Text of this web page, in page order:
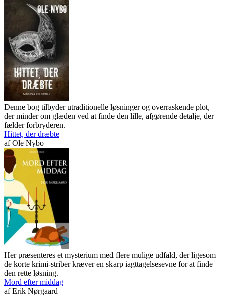
Denne bog tilbyder utraditionelle løsninger og overraskende plot,
der minder om glæden ved at finde den lille, afgørende detalje, der
fælder forbryderen.
Hittet, der dræbte
afOle Nybo
Her præsenteres et mysterium med flere mulige udfald, der ligesom
de korte krimi-striber kræver en skarp iagttagelsesevne for at finde
den rette løsning.
Mord efter middag
afErik Nørgaard